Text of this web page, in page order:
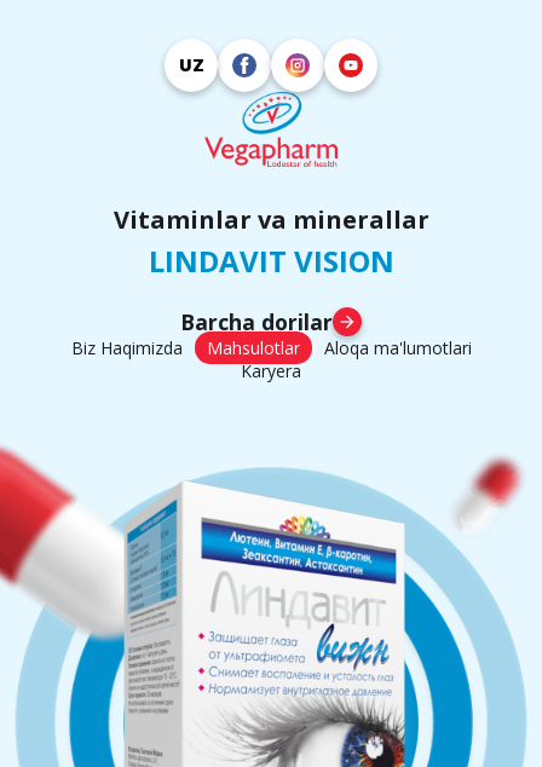
UZ
Vitaminlar va minerallar
LINDAVIT VISION
Barcha dorilar arrow_forward
Biz Haqimizda Mahsulotlar
Aloqa ma'lumotlari
Karyera